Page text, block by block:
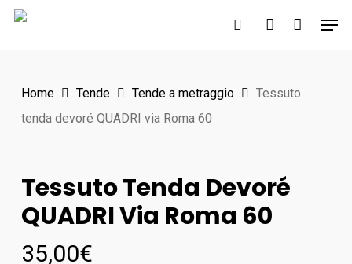
Skip
search account
Home Tende Tende a metraggio
Tessuto
tenda devoré QUADRI via Roma 60
Tessuto Tenda Devoré
QUADRI Via Roma 60
35,00€